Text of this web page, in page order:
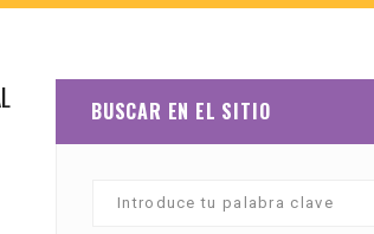
BUSCAR EN EL SITIO